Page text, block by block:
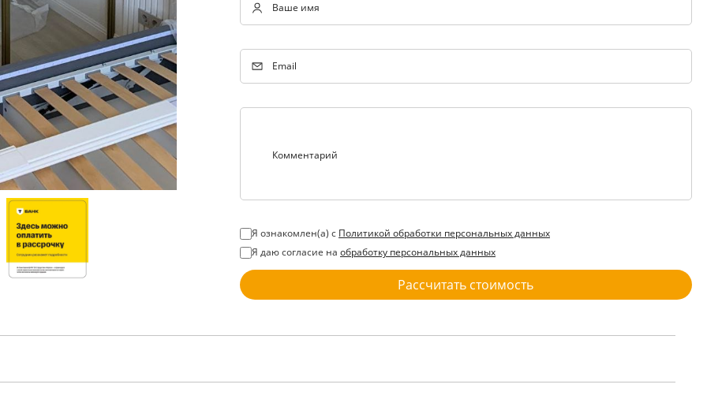
Ваше имя
Email
Комментарий
Я ознакомлен(а) с Политикой обработки персональных данных
Я даю согласие на обработку персональных данных
Рассчитать стоимость